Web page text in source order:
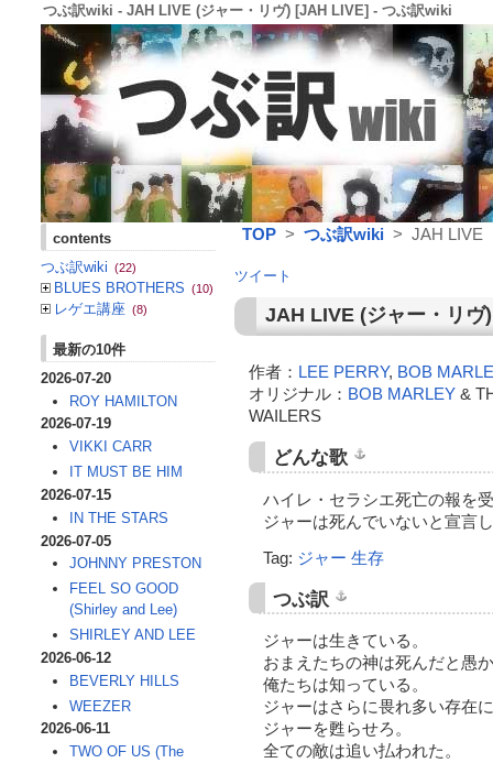
つぶ訳wiki - JAH LIVE (ジャー・リヴ) [JAH LIVE] - つぶ訳wiki
TOP > つぶ訳wiki > JAH LIVE
ツイート
JAH LIVE(ジャー・リヴ
作者： LEE PERRY, BOB
オリジナル： BOB MARLEY&
WAILERS
どんな歌
ハイレ・セラシエ死亡の報を
ジャーは死んでいないと宣言
Tag: ジャー 生存
つぶ訳
ジャーは生きている。
おまえたちの神は死んだと愚
俺たちは知っている。
ジャーはさらに畏れ多い存在
ジャーを甦らせろ。
全ての敵は追い払われた。
contents
つぶ訳wiki (22)
BLUES BROTHERS (10)
レゲエ講座 (8)
最新の10件
2026-07-20
ROY HAMILTON
2026-07-19
VIKKI CARR
IT MUST BE HIM
2026-07-15
IN THE STARS
2026-07-05
JOHNNY PRESTON
FEEL SO GOOD
(Shirley and Lee)
SHIRLEY AND LEE
2026-06-12
BEVERLY HILLS
WEEZER
2026-06-11
TWO OF US (The